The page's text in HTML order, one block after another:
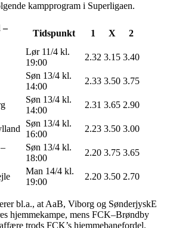
kampprogram i Superligaen.
–
Tidspunkt 1 X 2
Lør 11/4 kl.
19:00
2.32 3.15 3.40
Søn 13/4 kl.
14:00
2.33 3.50 3.75
Søn 13/4 kl.
14:00
2.31 3.65 2.90
Søn 13/4 kl.
16:00
2.23 3.50 3.00
Søn 13/4 kl.
18:00
2.20 3.75 3.65
Man 14/4 kl.
19:00
2.20 3.50 2.70
bl.a., at AaB, Viborg og SønderjyskE
hjemmekampe, mens FCK–Brøndby
trods FCK’s hjemmebanefordel.